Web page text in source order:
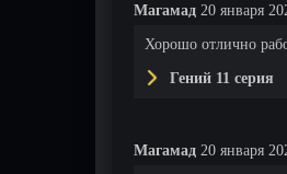
Магамад 20 января
Хорошо отлично
Гений 11 серия
Магамад 20 января